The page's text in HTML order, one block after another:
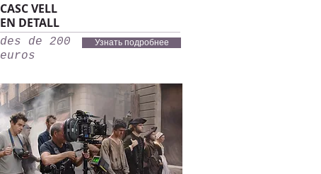
CASC VELL
EN DETALL
des de 200
euros
Узнать подробнее